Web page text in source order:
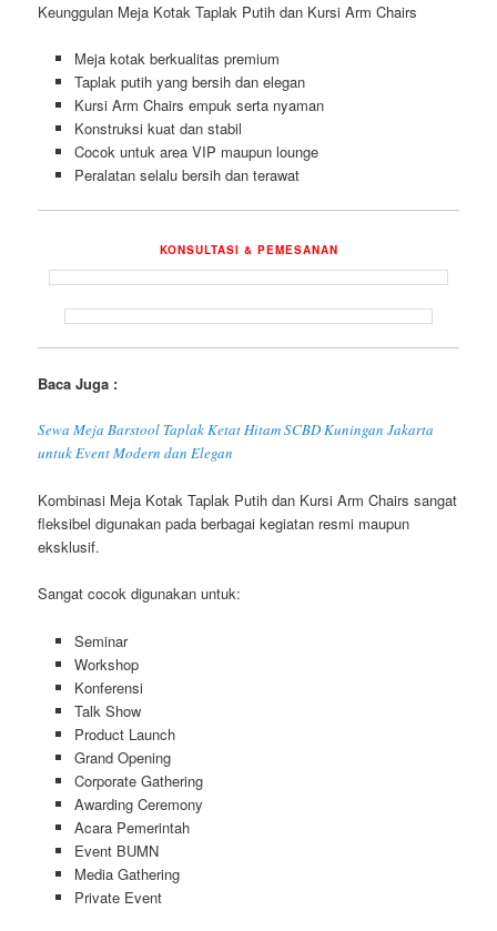
Keunggulan Meja Kotak Taplak Putih dan Kursi Arm Chairs
Meja kotak berkualitas premium
Taplak putih yang bersih dan elegan
Kursi Arm Chairs empuk serta nyaman
Konstruksi kuat dan stabil
Cocok untuk area VIP maupun lounge
Peralatan selalu bersih dan terawat
KONSULTASI & PEMESANAN
Baca Juga :
Sewa Meja Barstool Taplak Ketat Hitam SCBD Kuningan Jakarta
untuk Event Modern dan Elegan
Kombinasi Meja Kotak Taplak Putih dan Kursi Arm Chairs sangat
fleksibel digunakan pada berbagai kegiatan resmi maupun
eksklusif.
Sangat cocok digunakan untuk:
Seminar
Workshop
Konferensi
Talk Show
Product Launch
Grand Opening
Corporate Gathering
Awarding Ceremony
Acara Pemerintah
Event BUMN
Media Gathering
Private Event